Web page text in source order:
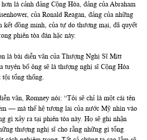
là cảnh đảng Cộng Hòa, đảng của Abraham
của Ronald Reagan, đảng của những
kết đồng minh, của tự do thương mại, đã quyết
phiên tòa đàn hặc này.
là bài diễn văn của Thượng Nghị Sĩ Mitt
tuyên bố ông sẽ là thượng nghị sĩ Cộng Hòa
tội tổng thống.
văn, Romney nói: “Tôi sẽ chỉ là một cái tên
— mà thế hệ tương lai của nước Mỹ nhìn vào
gì xảy ra tại phiên tòa này. Họ sẽ ghi nhận
thượng nghị sĩ cho rằng những gì tổng